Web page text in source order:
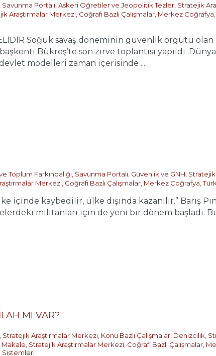
Savunma Portalı Askeri Öğretiler ve Jeopolitik Tezler Stratejik
Araştırmalar Merkezi Coğrafi Bazlı Çalışmalar Merkez Coğrafya
Soğuk savaş döneminin güvenlik örgütü olan
Bükreş’te son zirve toplantısı yapıldı.
modelleri zaman içerisinde ...
Toplum Farkındalığı, Savunma Portalı, Güvenlik ve GNH,
Merkezi, Coğrafi Bazlı Çalışmalar, Merkez Coğrafya,
içinde kaybedilir, ülke dışında kazanılır.” Barış
militanları için de yeni bir dönem başladı.
MI VAR?
Stratejik Araştırmalar Merkezi Konu Bazlı Çalışmalar Denizcilik
Makale Stratejik Araştırmalar Merkezi Coğrafi Bazlı Çalışmalar
Sistemleri